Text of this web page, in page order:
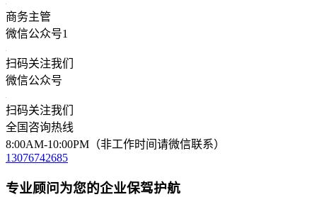
商务主管
微信公众号1
扫码关注我们
微信公众号
扫码关注我们
全国咨询热线
8:00AM-10:00PM（非工作时间请微信联系）
13076742685
专业顾问为您的企业保驾护航